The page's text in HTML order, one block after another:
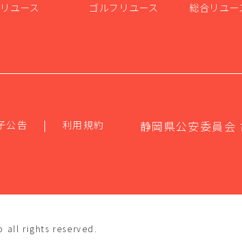
ユース ゴルフリユース 総合リユー
公告 利用規約 静岡県公安委員
all rights reserved.